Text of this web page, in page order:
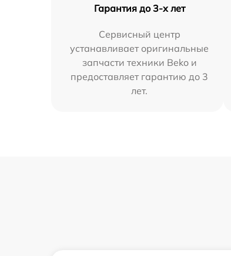
Гарантия до 3-х лет
Сервисный центр
устанавливает оригинальные
запчасти техники Beko и
предоставляет гарантию до 3
лет.